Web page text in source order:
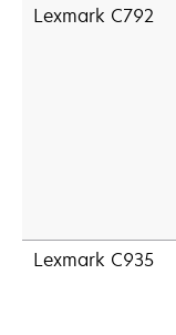
Lexmark C792
Lexmark C935